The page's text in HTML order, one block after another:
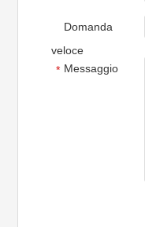
Domanda
veloce
* Messaggio